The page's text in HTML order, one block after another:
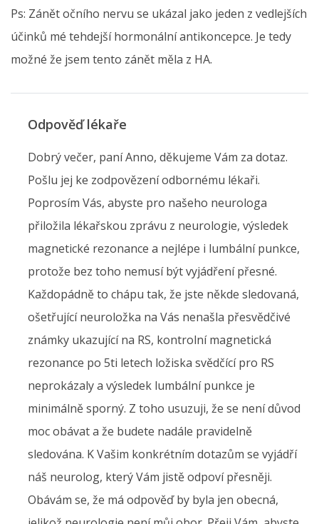
Ps: Zánět očního nervu se ukázal jako jeden z vedlejších
účinků mé tehdejší hormonální antikoncepce. Je tedy
možné že jsem tento zánět měla z HA.
Odpověď lékaře
Dobrý večer, paní Anno, děkujeme Vám za dotaz.
Pošlu jej ke zodpovězení odbornému lékaři.
Poprosím Vás, abyste pro našeho neurologa
přiložila lékařskou zprávu z neurologie, výsledek
magnetické rezonance a nejlépe i lumbální punkce,
protože bez toho nemusí být vyjádření přesné.
Každopádně to chápu tak, že jste někde sledovaná,
ošetřující neuroložka na Vás nenašla přesvědčivé
známky ukazující na RS, kontrolní magnetická
rezonance po 5ti letech ložiska svědčící pro RS
neprokázaly a výsledek lumbální punkce je
minimálně sporný. Z toho usuzuji, že se není důvod
moc obávat a že budete nadále pravidelně
sledována. K Vašim konkrétním dotazům se vyjádří
náš neurolog, který Vám jistě odpoví přesněji.
Obávám se, že má odpověď by byla jen obecná,